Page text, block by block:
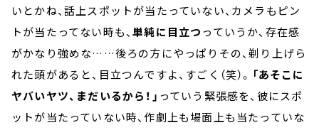
いとかね、話上スポットが当たっていない、カメラもピン
トが当たってない時も、単純に目立つ っていうか、存在感
がかなり強めな……後ろの方にやっぱりその、剃り上げら
れた頭があると、目立つんですよ、すごく（笑）。 「あそこに
ヤバいヤツ、まだいるから！」 っていう緊張感を、彼にスポ
ットが当たっていない時、作劇上も場面上も当たっていな